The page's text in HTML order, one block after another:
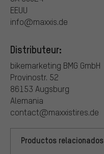
EEUU
info@maxxis.de
Distributeur:
bikemarketing BMG GmbH
Provinostr. 52
86153 Augsburg
Alemania
contact@maxxistires.de
Productos relacionados